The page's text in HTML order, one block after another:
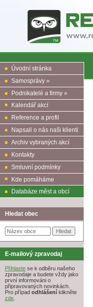
Úvodní stránka
Samosprávy »
Podnikatelé a firmy »
Kalendář akcí
Reference a profil
Napsali o nás naši klienti
Archiv vybraných akcí
Kontakty
Smluvní podmínky
Kde pomáháme
Databáze měst a obcí
Hledat obec
E-mailový zpravodaj
Přihlaste se k odběru našeho
zpravodaje a budete vždy jako
první informováni o
připravovaných novinkách.
Pro případ odhlášení klikněte
zde.